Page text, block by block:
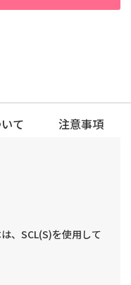
て 注意事項
、SCL(S)を使用して